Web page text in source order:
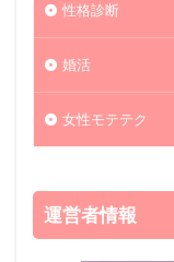
性格診断
婚活
女性モテテク
運営者情報